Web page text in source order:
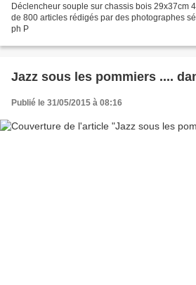
Déclencheur souple sur chassis bois 29x37cm
de 800 articles rédigés par des photographes
ph P
Jazz sous les pommiers ....
Publié le 31/05/2015 à 08:16